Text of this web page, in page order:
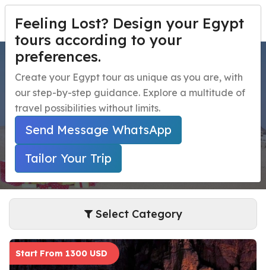
Menu
Paquetes de viaje a Egipto Open submenu
Excursiones de un día en Egipto Open submenu
Excursiones en la Costa de Egipto Open submenu
Actividades nocturnas en Egipto
navbar.contact
PERSONALIZA TU VIAJE
PERSONALIZA TU VIAJE
Tours de Navidad en Egipto
Home
Paquetes De Viaje A Egipto
Tours De Navidad En Egipto
Select Category
Start From 1300 USD
Feeling Lost? Design your Egypt
tours according to your
preferences.
Create your Egypt tour as unique as you are, with
our step-by-step guidance. Explore a multitude of
travel possibilities without limits.
Send Message WhatsApp
Tailor Your Trip